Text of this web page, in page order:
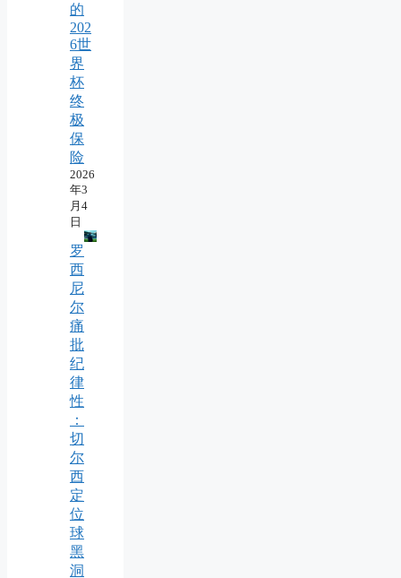
的
202
6世
界
杯
终
极
保
险
2026
年3
月4
日
罗
西
尼
尔
痛
批
纪
律
性
：
切
尔
西
定
位
球
黑
洞